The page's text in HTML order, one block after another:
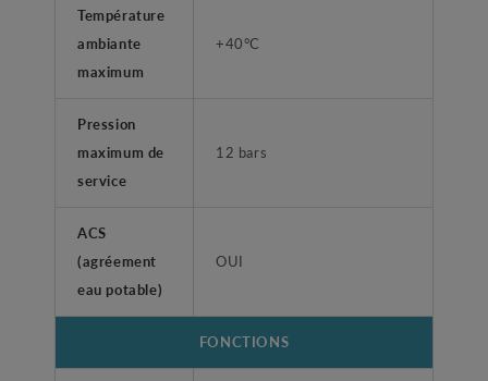
Température
ambiante
maximum
+40°C
Pression
maximum de
service
12 bars
ACS
(agréement
eau potable)
OUI
FONCTIONS